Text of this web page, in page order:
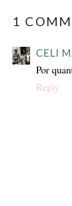
1
CELI
Por
Reply